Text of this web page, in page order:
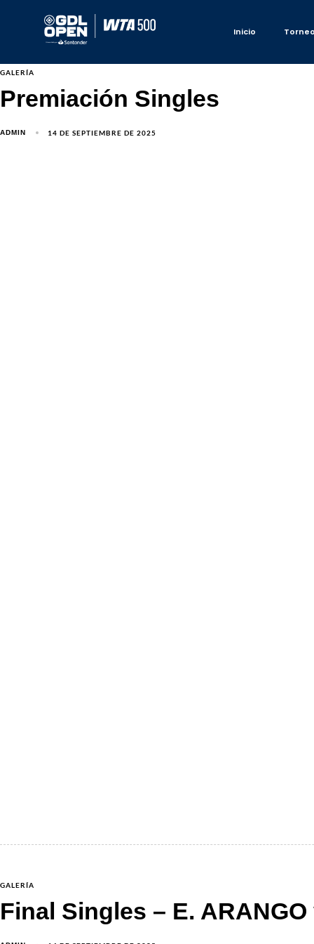
Inicio Torneo
GALERÍA
Premiación Singles
ADMIN 14 DE SEPTIEMBRE DE 2025
GALERÍA
Final Singles – E. ARANGO